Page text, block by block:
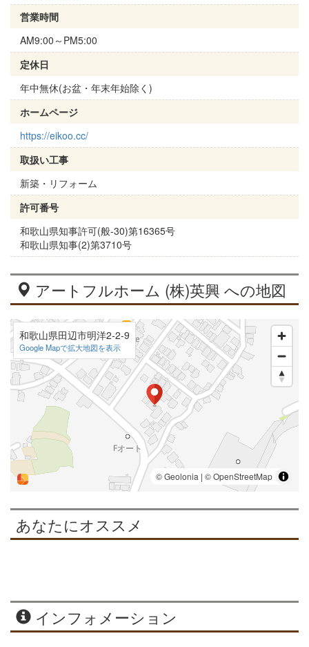
営業時間
AM9:00～PM5:00
定休日
年中無休(お盆・年末年始除く)
ホームページ
https://eikoo.cc/
取扱い工事
新築・リフォーム
許可番号
和歌山県知事許可(般-30)第16365号
和歌山県知事(2)第3710号
アートフルホーム (株)英興 への地図
和歌山県田辺市明洋2-2-9
Google Mapで拡大地図を表示
あなたにオススメ
インフォメーション